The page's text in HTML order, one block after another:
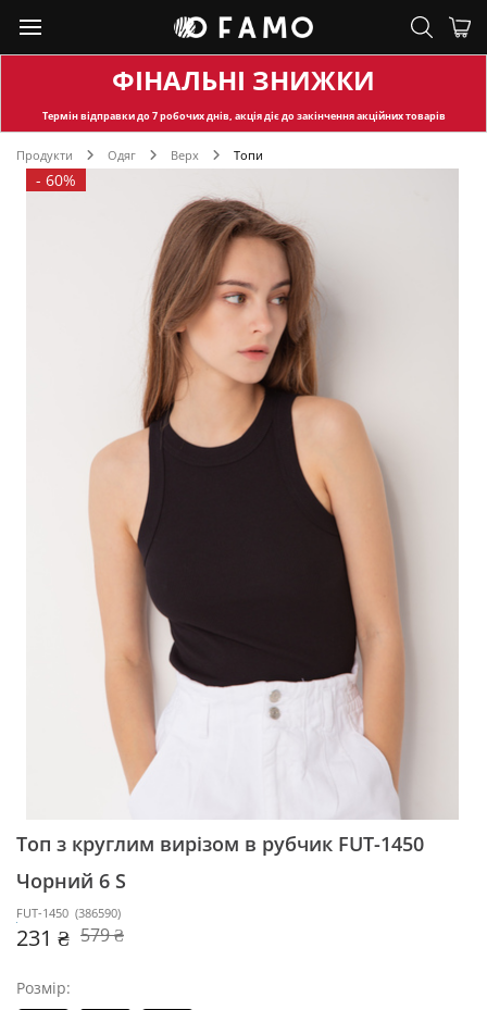
ФІНАЛЬНІ ЗНИЖКИ
Термін відправкидо 7 робочих днів, акція діє до закінчення акційних товарів
Продукти Одяг Верх Топи
- 60%
Топ з круглим вирізом в рубчик FUT-1450
Чорний 6 S
FUT-1450 (386590)
231 ₴ 579 ₴
Розмір: